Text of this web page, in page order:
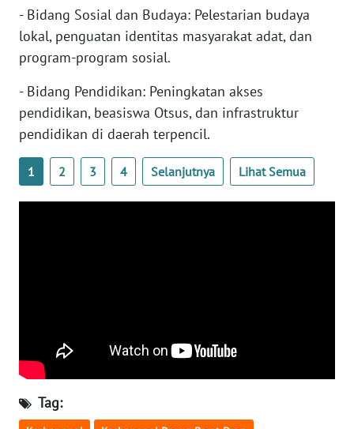
- Bidang Sosial dan Budaya: Pelestarian budaya
lokal, penguatan identitas masyarakat adat, dan
program-program sosial.
- Bidang Pendidikan: Peningkatan akses
pendidikan, beasiswa Otsus, dan infrastruktur
pendidikan di daerah terpencil.
1 2 3 4 Selanjutnya Lihat Semua
Tag:
WN
SULBAR
WN
BABEL
WN
SUMBAR
LAMPUNG
WN
JATENG